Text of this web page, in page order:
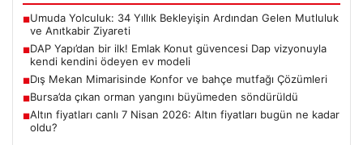
■Umuda Yolculuk: 34 Yıllık Bekleyişin Ardından Gelen Mutluluk
ve Anıtkabir Ziyareti
■DAP Yapı’dan bir ilk! Emlak Konut güvencesi Dap vizyonuyla
kendi kendini ödeyen ev modeli
■Dış Mekan Mimarisinde Konfor ve bahçe mutfağı Çözümleri
■Bursa’da çıkan orman yangını büyümeden söndürüldü
■Altın fiyatları canlı 7 Nisan 2026: Altın fiyatları bugün ne kadar
oldu?